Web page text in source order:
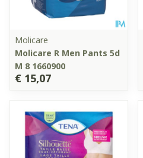
Molicare
Molicare R Men Pants 5d
M 8 1660900
€ 15,07